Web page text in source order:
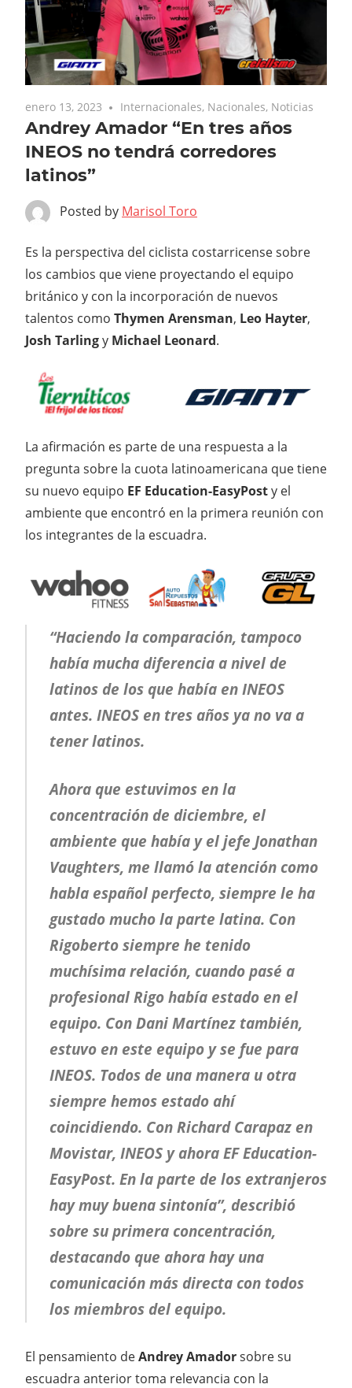
enero 13, 2023 Internacionales, Nacionales, Noticias
Andrey Amador “En tres años
INEOS no tendrá corredores
latinos”
Posted by Marisol Toro
Es la perspectiva del ciclista costarricense sobre
los cambios que viene proyectando el equipo
británico y con la incorporación de nuevos
talentos como Thymen Arensman, Leo Hayter,
Josh Tarlingy Michael Leonard.
La afirmación es parte de una respuesta a la
pregunta sobre la cuota latinoamericana que tiene
su nuevo equipo EF Education-EasyPosty el
ambiente que encontró en la primera reunión con
los integrantes de la escuadra.
“Haciendo la comparación, tampoco
había mucha diferencia a nivel de
latinos de los que había en INEOS
antes. INEOS en tres años ya no va a
tener latinos.
Ahora que estuvimos en la
concentración de diciembre, el
ambiente que había y el jefe Jonathan
Vaughters, me llamó la atención como
habla español perfecto, siempre le ha
gustado mucho la parte latina. Con
Rigoberto siempre he tenido
muchísima relación, cuando pasé a
profesional Rigo había estado en el
equipo. Con Dani Martínez también,
estuvo en este equipo y se fue para
INEOS. Todos de una manera u otra
siempre hemos estado ahí
coincidiendo. Con Richard Carapaz en
Movistar, INEOS y ahora EF Education-
EasyPost. En la parte de los extranjeros
hay muy buena sintonía”, describió
sobre su primera concentración,
destacando que ahora hay una
comunicación más directa con todos
los miembros del equipo.
El pensamiento deAndrey Amadorsobre su
escuadra anterior toma relevancia con la